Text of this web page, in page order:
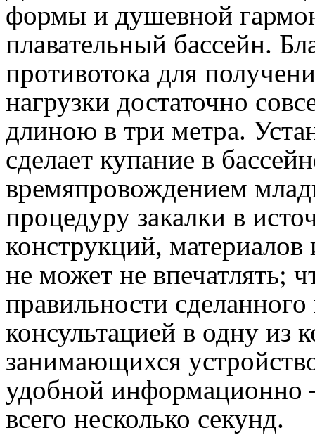
формы и душевной
плавательный бассейн.
противотока для
нагрузки достаточно
длиною в три метра.
сделает купание в
времяпровождением
процедуру закалки в
конструкций,
не может не впечатлять;
правильности
консультацией в одну из
занимающихся
удобной информационно
всего несколько секунд.